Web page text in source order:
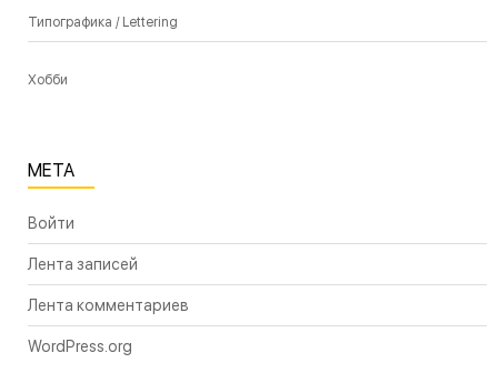
Типографика / Lettering
Хобби
МЕТА
Войти
Лента записей
Лента комментариев
WordPress.org